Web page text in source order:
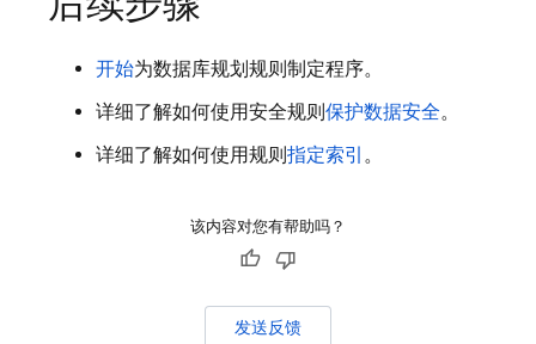
开始为数据库规划规则制定程序。
详细了解如何使用安全规则保护数据安全。
详细了解如何使用规则指定索引 。
该内容对您有帮助吗？
发送反馈